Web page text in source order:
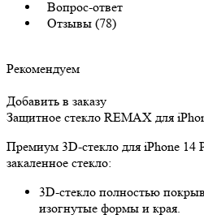
Вопрос-ответ
Отзывы (78)
Рекомендуем
Добавить в заказу
Защитное стекло REMAX для
Премиум 3D-стекло для iPhone 14
закаленное стекло:
3D-стекло полностью
изогнутые формы и края.